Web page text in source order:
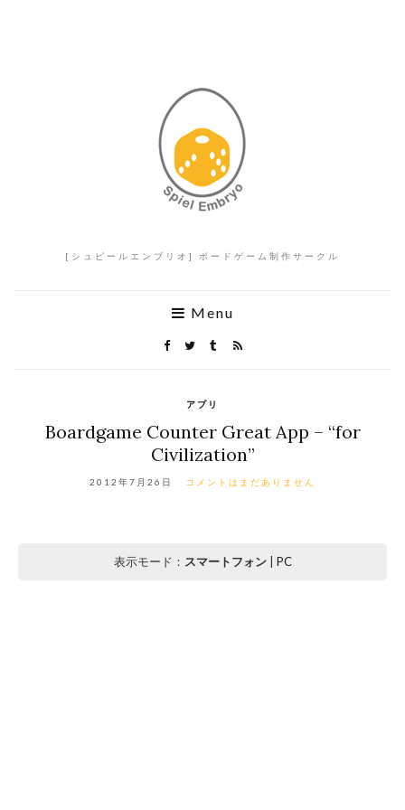
[シュピールエンブリオ] ボードゲーム制作サークル
Menu
アプリ
Boardgame Counter Great App – “for
Civilization”
2012年7月26日 コメントはまだありません
表示モード： スマートフォン| PC